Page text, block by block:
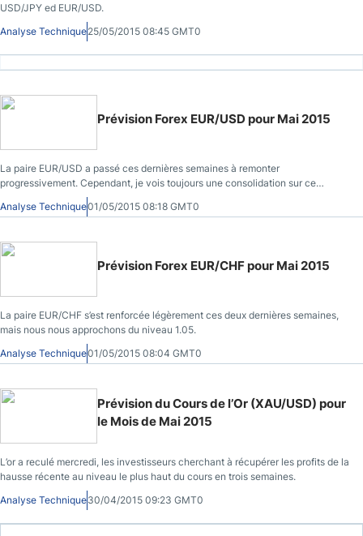
USD/JPY ed EUR/USD.
Analyse Technique25/05/2015 08:45 GMT0
Prévision Forex EUR/USD pour Mai 2015
La paire EUR/USD a passé ces dernières semaines à remonter
progressivement. Cependant, je vois toujours une consolidation sur ce
marché, qui rebondit entre 1.05 et 1.10.
Analyse Technique01/05/2015 08:18 GMT0
Prévision Forex EUR/CHF pour Mai 2015
La paire EUR/CHF s’est renforcée légèrement ces deux dernières semaines,
mais nous nous approchons du niveau 1.05.
Analyse Technique01/05/2015 08:04 GMT0
Prévision du Cours de l’Or (XAU/USD) pour
le Mois de Mai 2015
L’or a reculé mercredi, les investisseurs cherchant à récupérer les profits de la
hausse récente au niveau le plus haut du cours en trois semaines.
Analyse Technique30/04/2015 09:23 GMT0